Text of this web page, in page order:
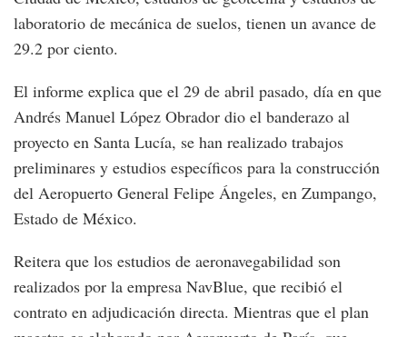
laboratorio de mecánica de suelos, tienen un avance de
29.2 por ciento.
El informe explica que el 29 de abril pasado, día en que
Andrés Manuel López Obrador dio el banderazo al
proyecto en Santa Lucía, se han realizado trabajos
preliminares y estudios específicos para la construcción
del Aeropuerto General Felipe Ángeles, en Zumpango,
Estado de México.
Reitera que los estudios de aeronavegabilidad son
realizados por la empresa NavBlue, que recibió el
contrato en adjudicación directa. Mientras que el plan